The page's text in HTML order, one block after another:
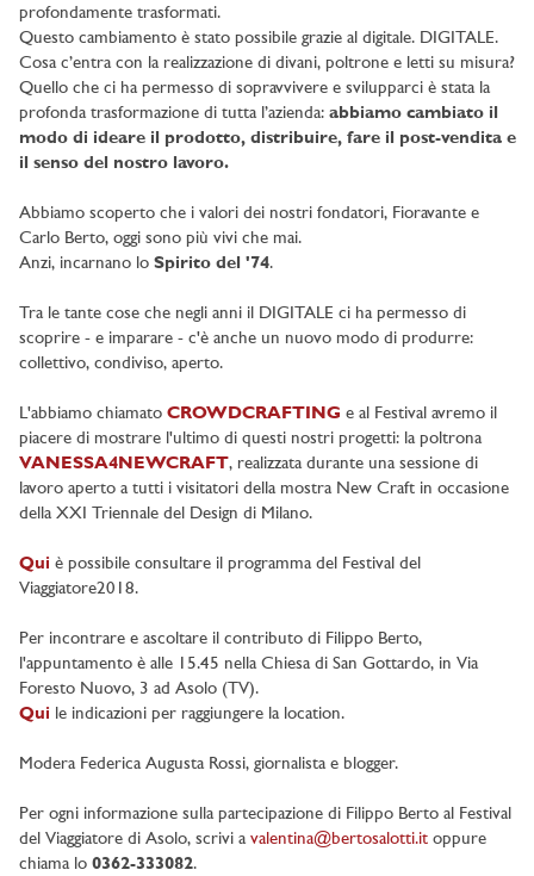
profondamente trasformati.
Questo cambiamento è stato possibile grazie al digitale. DIGITALE.
Cosa c’entra con la realizzazione di divani, poltrone e letti su misura?
Quello che ci ha permesso di sopravvivere e svilupparci è stata la
profonda trasformazione di tutta l’azienda: abbiamo cambiato il
modo di ideare il prodotto, distribuire, fare il post-vendita e
il senso del nostro lavoro.
Abbiamo scoperto che i valori dei nostri fondatori, Fioravante e
Carlo Berto, oggi sono più vivi che mai.
Anzi, incarnano lo Spirito del '74.
Tra le tante cose che negli anni il DIGITALE ci ha permesso di
scoprire - e imparare - c'è anche un nuovo modo di produrre:
collettivo, condiviso, aperto.
L'abbiamo chiamato CROWDCRAFTING e al Festival avremo il
piacere di mostrare l'ultimo di questi nostri progetti: la poltrona
VANESSA4NEWCRAFT, realizzata durante una sessione di
lavoro aperto a tutti i visitatori della mostra New Craft in occasione
della XXI Triennale del Design di Milano.
Qui è possibile consultare il programma del Festival del
Viaggiatore2018.
Per incontrare e ascoltare il contributo di Filippo Berto,
l'appuntamento è alle 15.45 nella Chiesa di San Gottardo, in Via
Foresto Nuovo, 3 ad Asolo (TV).
Qui le indicazioni per raggiungere la location.
Modera Federica Augusta Rossi, giornalista e blogger.
Per ogni informazione sulla partecipazione di Filippo Berto al Festival
del Viaggiatore di Asolo, scrivi a valentina@bertosalotti.it oppure
chiama lo 0362-333082.